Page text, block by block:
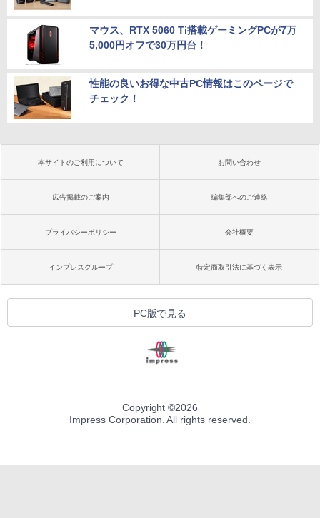
マウス、RTX 5060 Ti搭載ゲーミングPCが7万
5,000円オフで30万円台！
性能の良いお得な中古PC情報はこのページで
チェック！
本サイトのご利用について お問い合わせ
広告掲載のご案内 編集部へのご連絡
プライバシーポリシー 会社概要
インプレスグループ 特定商取引法に基づく表示
PC版で見る
Copyright ©2026
Impress Corporation. All rights reserved.